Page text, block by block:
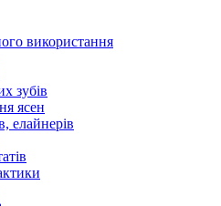
використання
зубів
ясен
елайнерів